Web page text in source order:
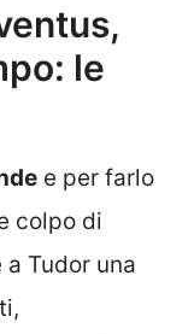
le
e per farlo
colpo di
Tudor una